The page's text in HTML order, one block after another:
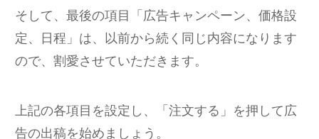
そして、最後の項目「広告キャンペーン、価格設
定、日程」は、以前から続く同じ内容になります
ので、割愛させていただきます。
上記の各項目を設定し、「注文する」を押して広
告の出稿を始めましょう。